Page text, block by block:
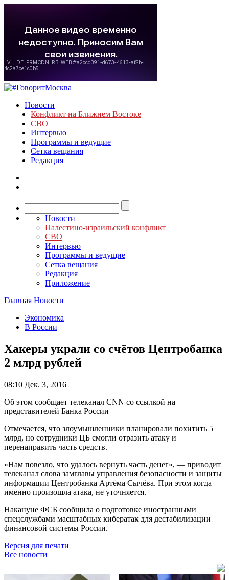
Новости
Конфликт на Ближнем Востоке
СВО
Интервью
Программы и ведущие
Сетка вещания
Редакция
Новости
Палестино-израильский конфликт
СВО
Интервью
Программы и ведущие
Сетка вещания
Редакция
Приложение
Главная Новости
Экономика
В России
Хакеры украли со счётов Центробанка
2 млрд рублей
08:10 Дек. 3, 2016
Об этом сообщает телеканал CNN со ссылкой на
представителей Банка России
Отмечается, что злоумышленники планировали похитить 5
млрд, но сотрудники ЦБ смогли отразить атаку и
перенаправить часть средств.
«Нам повезло, что удалось вернуть часть денег», — приводит
телеканал слова замглавы управления безопасности и защиты
информации Центробанка Артёма Сычёва. При этом когда
именно произошла атака, не уточняется.
Накануне ФСБ сообщила о подготовке иностранными
спецслужбами масштабных кибератак для дестабилизации
финансовой системы России.
Версия для печати
Все новости